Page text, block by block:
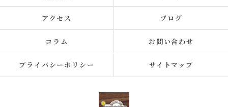
アクセス ブログ
コラム お問い合わせ
プライバシーポリシー サイトマップ